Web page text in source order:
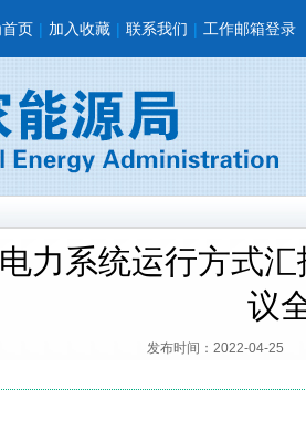
页 | 加入收藏 | 联系我们 | 工作邮箱登录
力系统运行方式
议
发布时间：2022-04-25